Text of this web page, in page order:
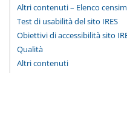
Altri contenuti – Elenco
Test di usabilità del sito IRES
Obiettivi di accessibilità sito
Qualità
Altri contenuti